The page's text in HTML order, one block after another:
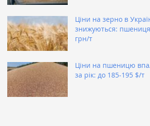
Ціни на зерно в
знижуються:
грн/т
Ціни на пшеницю
за рік: до 185-195 $/т